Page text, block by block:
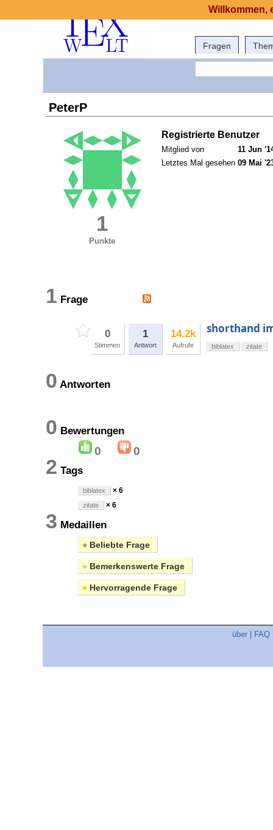
Fragen
PeterP
1
Punkte
Registrierte Benutzer
Mitglied von
11 Jun
Letztes Mal gesehen 09 Mai
1 Frage
0
Stimmen
1
Antwort
14.2k
Aufrufe
shorthand
biblatex zitate
0 Antworten
0 Bewertungen
0 0
2 Tags
biblatex × 6
zitate × 6
3 Medaillen
● Beliebte Frage
● Bemerkenswerte Frage
● Hervorragende Frage
über FAQ
Willkommen,